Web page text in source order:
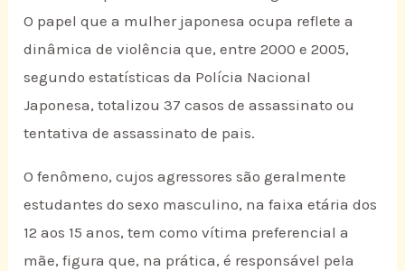
O papel que a mulher japonesa ocupa reflete a
dinâmica de violência que, entre 2000 e 2005,
segundo estatísticas da Polícia Nacional
Japonesa, totalizou 37 casos de assassinato ou
tentativa de assassinato de pais.
O fenômeno, cujos agressores são geralmente
estudantes do sexo masculino, na faixa etária dos
12 aos 15 anos, tem como vítima preferencial a
mãe, figura que, na prática, é responsável pela